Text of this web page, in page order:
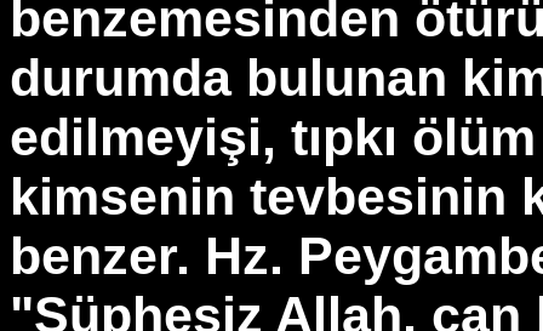
benzemesinden
durumda bulunan
edilmeyişi, tıpkı
kimsenin tevbesinin
benzer. Hz.
"Şüphesiz Allah,